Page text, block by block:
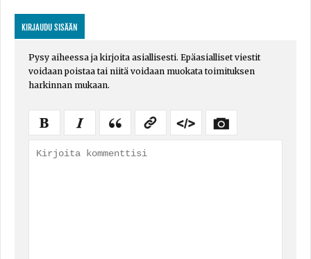
KIRJAUDU SISÄÄN
Pysy aiheessa ja kirjoita asiallisesti. Epäasialliset viestit
voidaan poistaa tai niitä voidaan muokata toimituksen
harkinnan mukaan.